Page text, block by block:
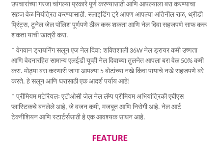
उपचारांच्या गरजा चांगल्या प्रकारे पूर्ण करण्यासाठी आणि आपल्याला बरा करण्याचा
सहज वेळ नियंत्रित करण्यासाठी. स्लाइडिंग ट्रे आपण आपल्या अतिनील राळ, थ्रीडी
प्रिंट्स, टूनेल जेल पॉलिश पूर्णपणे ठीक करू शकता आणि नेल दिवा सहजपणे साफ करू
शकता याची खात्री करा.
* वेगवान ड्रायनिंग सलून एज नेल दिवा: शक्तिशाली 36W नेल ड्रायर कमी उष्णता
आणि वेदनारहित सामान्य एलईडी यूव्ही नेल दिवाच्या तुलनेत आपला बरा वेळ 50% कमी
करा. मोठ्या बरा करणारी जागा आपल्या 5 बोटांच्या नखे ​​किंवा पायाचे नखे सहजपणे बरे
करते. हे सलून आणि घरासाठी एक आदर्श पर्याय आहे!
* प्रीमियम मटेरियलः एटीओसी जेल नेल लॅम्प प्रीमियम अभियांत्रिकी एबीएस
प्लास्टिकचे बनलेले आहे, जे वजन कमी, मजबूत आणि निरोगी आहे. नेल आर्ट
टेक्नीशियन आणि स्टार्टर्ससाठी हे एक आवश्यक साधन आहे.